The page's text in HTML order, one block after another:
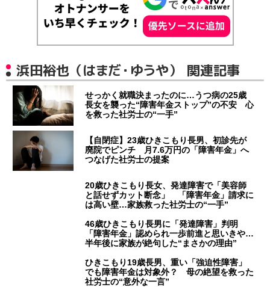
浜田裕也（はまだ・ゆうや） 関連記事
せっかく就職決まったのに…うつ病の25歳
長女を襲った“障害年金ストップ”の不安 心
を救った社労士の“一手”
【自閉症】23歳ひきこもり長男、初診先が
廃院でピンチ 月7.6万円の「障害年金」へ
つなげた社労士の提案
20歳ひきこもり長女、発達障害で「美容師
と話せずカット断念」 「障害年金」請求に
は高い壁…家族救った社労士の“一手”
46歳ひきこもり長男に「発達障害」判明
「障害年金」認められ一歩前進と思いきや…
半年後に家族が絶句した“まさかの理由”
ひきこもり19歳長男、重い「強迫性障害」
でも障害年金は対象外？ 母の絶望を救った
社労士の“意外な一言”